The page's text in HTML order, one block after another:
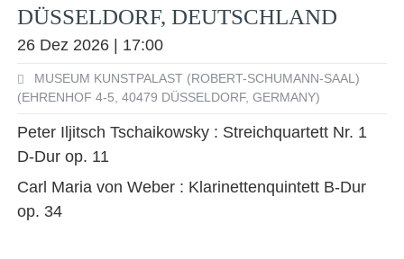
DÜSSELDORF, DEUTSCHLAND
26 Dez 2026 | 17:00
MUSEUM KUNSTPALAST (ROBERT-SCHUMANN-SAAL)
(EHRENHOF 4-5, 40479 DÜSSELDORF, GERMANY)
Peter Iljitsch Tschaikowsky : Streichquartett Nr. 1
D-Dur op. 11
Carl Maria von Weber : Klarinettenquintett B-Dur
op. 34